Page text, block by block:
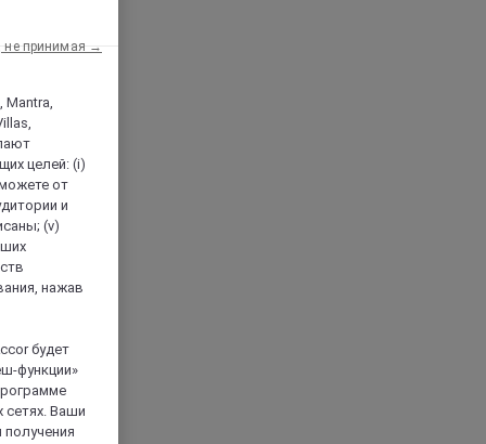
Mantra,
целей: (i)
от
и
(v)
нажав
будет
функции»
сетях. Ваши
не принимая →